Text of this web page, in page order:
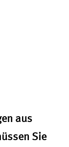
aus
Sie